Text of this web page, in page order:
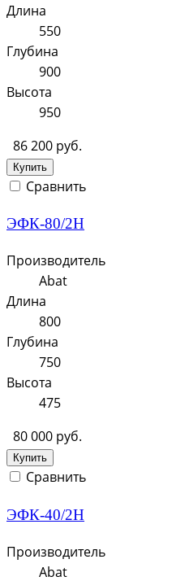
Длина
550
Глубина
900
Высота
950
86 200 руб.
Купить
Сравнить
ЭФК-80/2Н
Производитель
Abat
Длина
800
Глубина
750
Высота
475
80 000 руб.
Купить
Сравнить
ЭФК-40/2Н
Производитель
Abat